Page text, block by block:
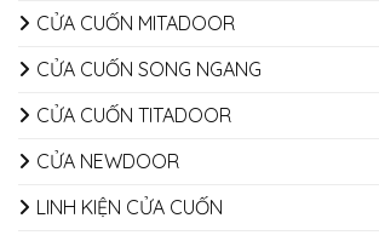
CỬA CUỐN MITADOOR
CỬA CUỐN SONG NGANG
CỬA CUỐN TITADOOR
CỬA NEWDOOR
LINH KIỆN CỬA CUỐN